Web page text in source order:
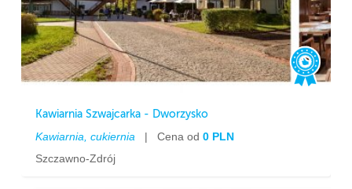
Kawiarnia Szwajcarka - Dworzysko
Kawiarnia, cukiernia | Cena od0 PLN
Szczawno-Zdrój